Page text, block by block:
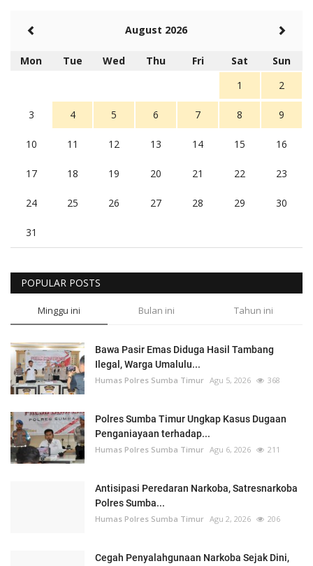
August 2026
Mon Tue Wed Thu Fri Sat
Sun
1
2
3 4 5 6 7 8 9
10 11 12 13 14 15 16
17 18 19 20 21 22 23
24 25 26 27 28 29 30
31
POPULAR POSTS
Minggu ini Bulan ini Tahun ini
Bawa Pasir Emas Diduga Hasil Tambang
Ilegal, Warga Umalulu...
Humas Polres Sumba Timur Agu 5, 2026 368
Polres Sumba Timur Ungkap Kasus Dugaan
Penganiayaan terhadap...
Humas Polres Sumba Timur Agu 6, 2026 211
Antisipasi Peredaran Narkoba, Satresnarkoba
Polres Sumba...
Humas Polres Sumba Timur Agu 2, 2026 206
Cegah Penyalahgunaan Narkoba Sejak Dini,